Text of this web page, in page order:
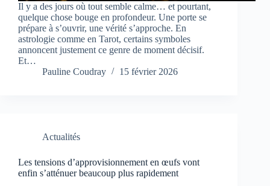
Il y a des jours où tout semble calme… et pourtant,
quelque chose bouge en profondeur. Une porte se
prépare à s’ouvrir, une vérité s’approche. En
astrologie comme en Tarot, certains symboles
annoncent justement ce genre de moment décisif.
Et…
Pauline Coudray
15 février 2026
Actualités
Les tensions d’approvisionnement en œufs vont
enfin s’atténuer beaucoup plus rapidement